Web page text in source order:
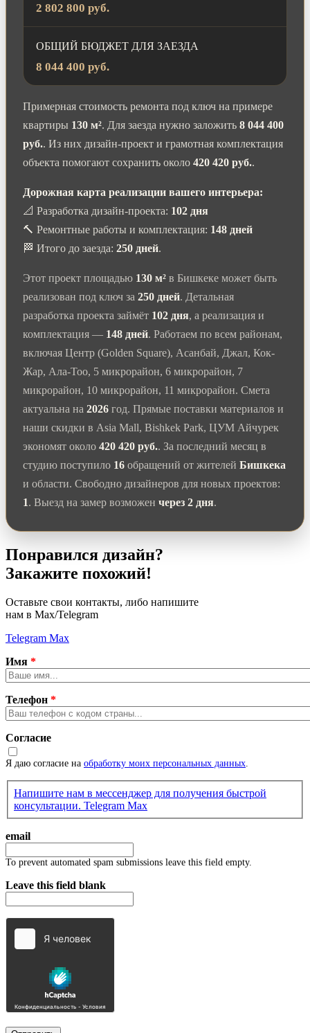
2 802 800 руб.
ОБЩИЙ БЮДЖЕТ ДЛЯ ЗАЕЗДА
8 044 400 руб.
Примерная стоимость ремонта под ключ на примере
квартиры 130 м². Для заезда нужно заложить 8 044 400
руб.. Из них дизайн-проект и грамотная комплектация
объекта помогают сохранить около 420 420 руб..
Дорожная карта реализации вашего интерьера:
📐 Разработка дизайн-проекта: 102 дня
🔨 Ремонтные работы и комплектация: 148 дней
🏁 Итого до заезда: 250 дней.
Этот проект площадью 130 м² в Бишкеке может быть
реализован под ключ за 250 дней. Детальная
разработка проекта займёт 102 дня, а реализация и
комплектация — 148 дней. Работаем по всем районам,
включая Центр (Golden Square), Асанбай, Джал, Кок-
Жар, Ала-Тоо, 5 микрорайон, 6 микрорайон, 7
микрорайон, 10 микрорайон, 11 микрорайон. Смета
актуальна на 2026 год. Прямые поставки материалов и
наши скидки в Asia Mall, Bishkek Park, ЦУМ Айчурек
экономят около 420 420 руб.. За последний месяц в
студию поступило 16 обращений от жителей Бишкека
и области. Свободно дизайнеров для новых проектов:
1. Выезд на замер возможен через 2 дня.
Понравился дизайн?
Закажите похожий!
Оставьте свои контакты, либо напишите
нам в Max/Telegram
Telegram Max
Имя *
Телефон *
Согласие
Я даю согласие на обработку моих персональных данных.
Напишите нам в мессенджер для получения быстрой
консультации. Telegram Max
email
To prevent automated spam submissions leave this field empty.
Leave this field blank